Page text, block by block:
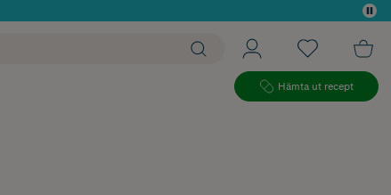
Hämta ut recept